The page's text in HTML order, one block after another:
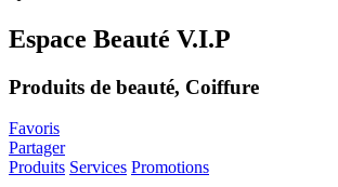
Espace Beauté V.I.P
Produits de beauté, Coiffure
Favoris
Partager
Produits Services Promotions